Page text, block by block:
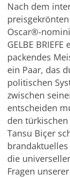
Nach dem
preisgekrönten
Oscar®-
GELBE
packendes
ein Paar, das
politischen
zwischen
entscheiden
den
Tansu Biçer
die
Fragen